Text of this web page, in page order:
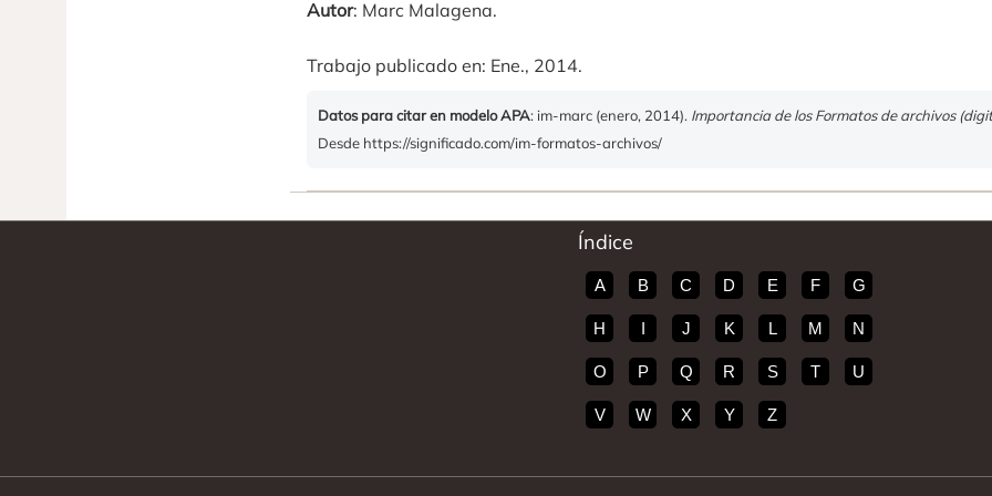
Autor: Marc Malagena.
Trabajo publicado en: Ene., 2014.
Datos para citar en modelo APA: im-marc (enero, 2014). Importancia de los Formatos de archivos
Desde https://significado.com/im-formatos-archivos/
Índice
A B C D E F G
H I J K L M N
O P Q R S T U
V W X Y Z